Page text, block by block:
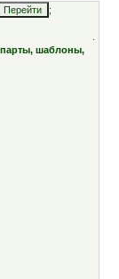
;
шаблоны,